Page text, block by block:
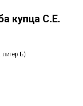
купца С.Е.
литер Б)